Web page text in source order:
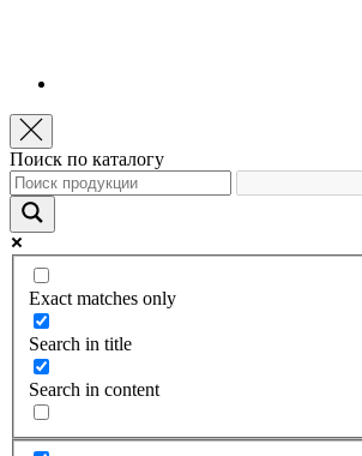
Поиск по каталогу
Exact matches only
Search in title
Search in content